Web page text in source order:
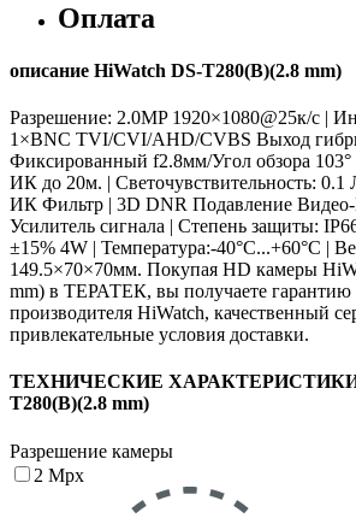
Оплата
описание HiWatch DS-T280(B)(2.8 mm)
Разрешение: 2.0MP 1920×1080@25к/с |
1×BNC TVI/CVI/AHD/CVBS Выход
Фиксированный f2.8мм/Угол обзора 103°
ИК до 20м. | Светочувствительность:
ИК Фильтр | 3D DNR Подавление
Усилитель сигнала | Степень защиты:
±15% 4W | Температура:-40°C...+60°C |
149.5×70×70мм. Покупая HD камеры
mm) в ТЕРАТЕК, вы получаете гарантию
производителя HiWatch, качественный
привлекательные условия доставки.
ТЕХНИЧЕСКИЕ ХАРАКТЕРИСТИКИ
T280(B)(2.8 mm)
Разрешение камеры
2 Mpx